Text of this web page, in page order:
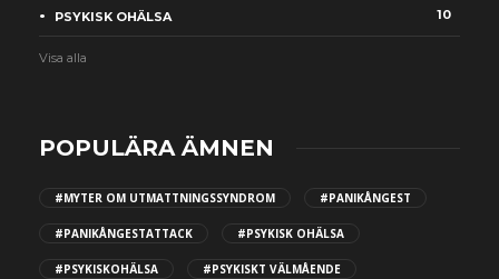
PSYKISK OHÄLSA 10
Visa alla
POPULÄRA ÄMNEN
#MYTER OM UTMATTNINGSSYNDROM #PANIKÅNGEST
#PANIKÅNGESTATTACK #PSYKISK OHÄLSA
#PSYKISKOHÄLSA #PSYKISKT VÄLMÅENDE